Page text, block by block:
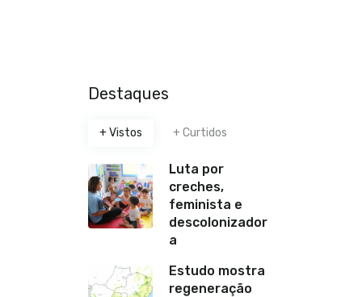
Destaques
+ Vistos + Curtidos
Luta por
creches,
feminista e
descolonizador
a
Estudo mostra
regeneração